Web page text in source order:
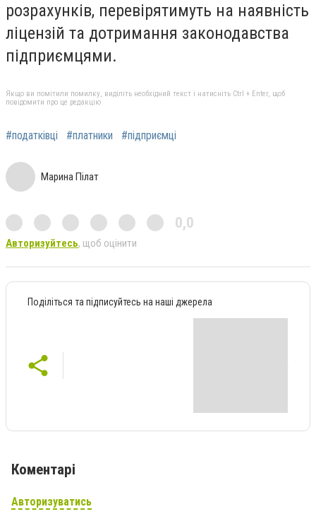
розрахунків, перевірятимуть на наявність
ліцензій та дотримання законодавства
підприємцями.
Якщо ви помітили помилку, виділіть необхідний текст і натисніть Ctrl + Enter, щоб
повідомити про це редакцію
#податківці #платники #підприємці
Марина Пілат
0,0
Авторизуйтесь, щоб оцінити
Поділіться та підписуйтесь на наші джерела
Коментарі
Авторизуватись